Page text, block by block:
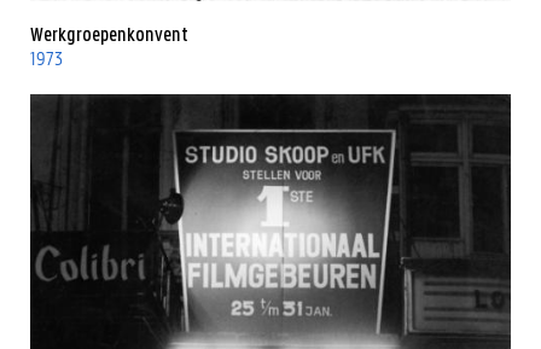
Werkgroepenkonvent
1973